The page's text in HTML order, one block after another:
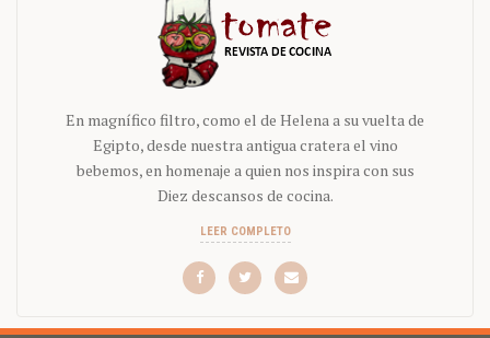
En magnífico filtro, como el de Helena a su vuelta de
Egipto, desde nuestra antigua cratera el vino
bebemos, en homenaje a quien nos inspira con sus
Diez descansos de cocina.
LEER COMPLETO